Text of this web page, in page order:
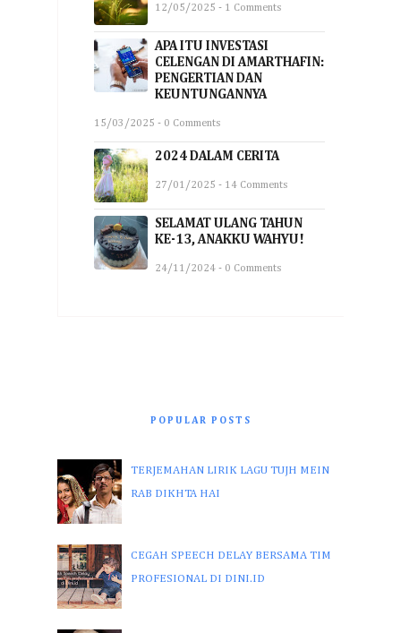
12/05/2025 - 1 Comments
APA ITU INVESTASI
CELENGAN DI AMARTHAFIN:
PENGERTIAN DAN
KEUNTUNGANNYA
15/03/2025 - 0 Comments
2024 DALAM CERITA
27/01/2025 - 14 Comments
SELAMAT ULANG TAHUN
KE-13, ANAKKU WAHYU!
24/11/2024 - 0 Comments
POPULAR POSTS
TERJEMAHAN LIRIK LAGU TUJH MEIN
RAB DIKHTA HAI
CEGAH SPEECH DELAY BERSAMA TIM
PROFESIONAL DI DINI.ID